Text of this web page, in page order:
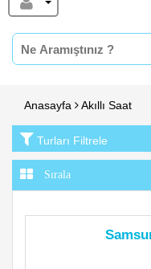
Anasayfa Akıllı Saat
Turları Filtrele